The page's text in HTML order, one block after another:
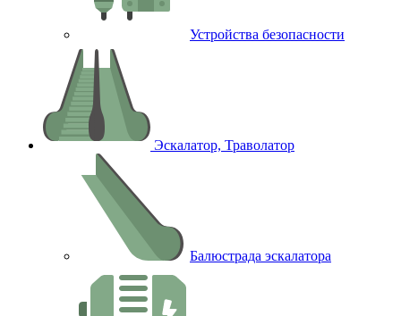
Устройства безопасности
Эскалатор, Траволатор
Балюстрада эскалатора